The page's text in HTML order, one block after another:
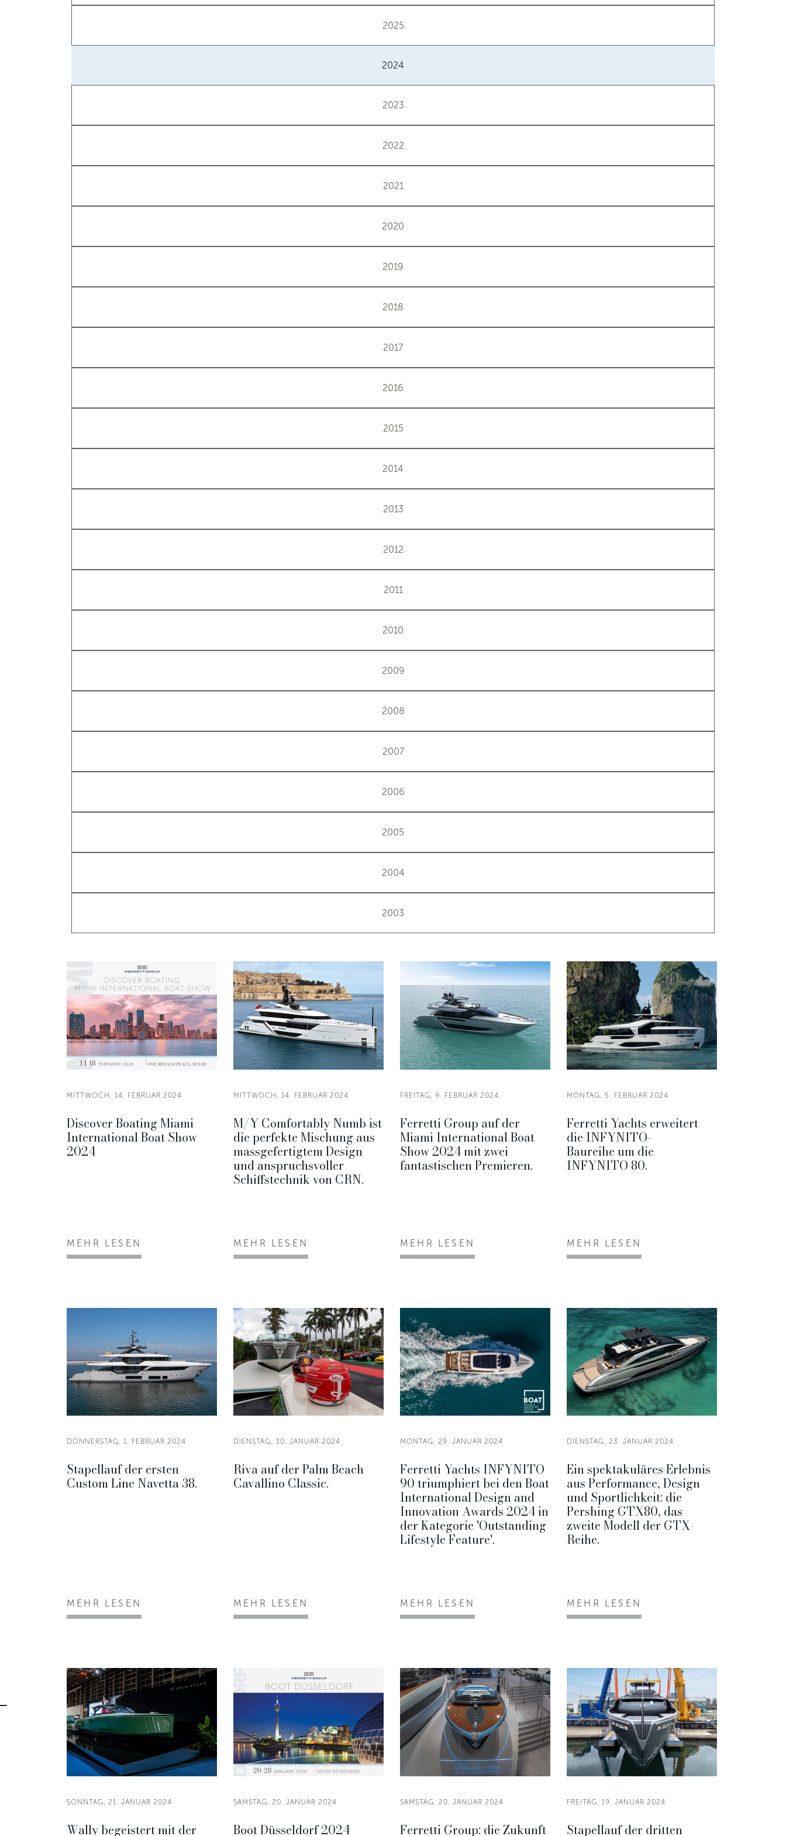
2025
2024
2023
2022
2021
2020
2019
2018
2017
2016
2015
2014
2013
2012
2011
2010
2009
2008
2007
2006
2005
2004
2003
MITTWOCH, 14. FEBRUAR 2024
Discover Boating Miami
International Boat Show
2024
MEHR LESEN
MITTWOCH, 14. FEBRUAR 2024
M/Y Comfortably Numb ist
die perfekte Mischung aus
massgefertigtem Design
und anspruchsvoller
Schiffstechnik von CRN.
MEHR LESEN
FREITAG, 9. FEBRUAR 2024
Ferretti Group auf der
Miami International Boat
Show 2024 mit zwei
fantastischen Premieren.
MEHR LESEN
MONTAG, 5. FEBRUAR 2024
Ferretti Yachts erweitert
die INFYNITO-
Baureihe um die
INFYNITO 80.
MEHR LESEN
DONNERSTAG, 1. FEBRUAR 2024
Stapellauf der ersten
Custom Line Navetta 38.
MEHR LESEN
DIENSTAG, 30. JANUAR 2024
Riva auf der Palm Beach
Cavallino Classic.
MEHR LESEN
MONTAG, 29. JANUAR 2024
Ferretti Yachts INFYNITO
90 triumphiert bei den Boat
International Design and
Innovation Awards 2024 in
der Kategorie 'Outstanding
Lifestyle Feature'.
MEHR LESEN
DIENSTAG, 23. JANUAR 2024
Ein spektakuläres Erlebnis
aus Performance, Design
und Sportlichkeit: die
Pershing GTX80, das
zweite Modell der GTX-
Reihe.
MEHR LESEN
SONNTAG, 21. JANUAR 2024
Wally begeistert mit der
SAMSTAG, 20. JANUAR 2024
Boot Düsseldorf 2024
SAMSTAG, 20. JANUAR 2024
Ferretti Group: die Zukunft
FREITAG, 19. JANUAR 2024
Stapellauf der dritten